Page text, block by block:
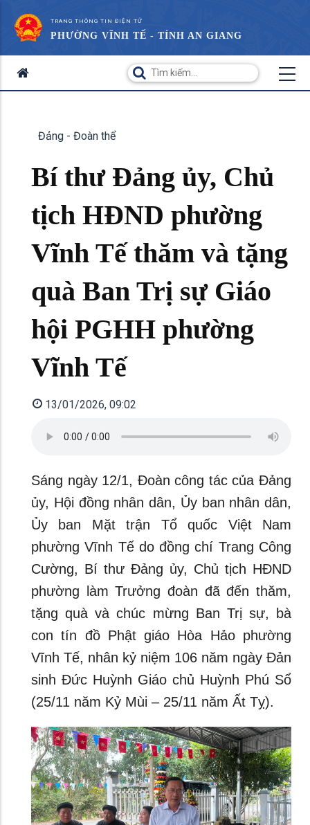
TRANG THÔNG TIN ĐIỆN TỬ
PHƯỜNG VĨNH TẾ - TỈNH AN GIANG
Đảng - Đoàn thể
Bí thư Đảng ủy, Chủ
tịch HĐND phường
Vĩnh Tế thăm và tặng
quà Ban Trị sự Giáo
hội PGHH phường
Vĩnh Tế
13/01/2026, 09:02
Sáng ngày 12/1, Đoàn công tác của Đảng
ủy, Hội đồng nhân dân, Ủy ban nhân dân,
Ủy ban Mặt trận Tổ quốc Việt Nam
phường Vĩnh Tế do đồng chí Trang Công
Cường, Bí thư Đảng ủy, Chủ tịch HĐND
phường làm Trưởng đoàn đã đến thăm,
tặng quà và chúc mừng Ban Trị sự, bà
con tín đồ Phật giáo Hòa Hảo phường
Vĩnh Tế, nhân kỷ niệm 106 năm ngày Đản
sinh Đức Huỳnh Giáo chủ Huỳnh Phú Sổ
(25/11 năm Kỷ Mùi – 25/11 năm Ất Tỵ).